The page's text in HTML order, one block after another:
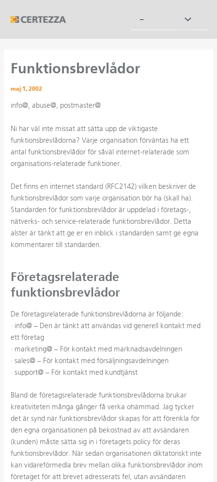
– Slå
Funktionsbrevlådor
maj 1, 2002
info@, abuse@, postmaster@
Ni har väl inte missat att sätta upp de viktigaste
funktionsbrevlådorna? Varje organisation förväntas ha ett
antal funktionsbrevlådor för såväl internet-relaterade som
organisations-relaterade funktioner.
Det finns en internet standard (RFC2142) vilken beskriver de
funktionsbrevlådor som varje organisation bör ha (skall ha).
Standarden för funktionsbrevlådor är uppdelad i företags-,
nätverks- och service-relaterade funktionsbrevlådor. Detta
alster är tänkt att ge er en inblick i standarden samt ge egna
kommentarer till standarden.
Företagsrelaterade
funktionsbrevlådor
De företagsrelaterade funktionsbrevlådorna är följande:
· info@ – Den är tänkt att användas vid generell kontakt med
ett företag
· marketing@ – För kontakt med marknadsavdelningen
· sales@ – För kontakt med försäljningsavdelningen
· support@ – För kontakt med kundtjänst
Bland de företagsrelaterade funktionsbrevlådorna brukar
kreativiteten många gånger få verka ohämmad. Jag tycker
det är synd när funktionsbrevlådor skapas för att förenkla för
den egna organisationen på bekostnad av att avsändaren
(kunden) måste sätta sig in i företagets policy för deras
funktionsbrevlådor. När sedan organisationen diktatoriskt inte
kan vidareförmedla brev mellan olika funktionsbrevlådor inom
företaget för att brevet adresserats fel, utan avsändaren